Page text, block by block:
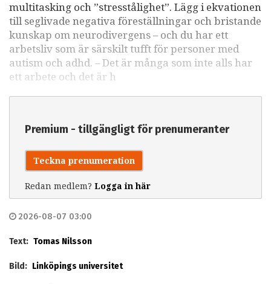
multitasking och ”stresstålighet”. Lägg i ekvationen
till seglivade negativa föreställningar och bristande
kunskap om neurodivergens – och du har ett
arbetsliv som är särskilt tufft för personer med
autism och adhd. – Det är många som inte alls har
ett arbete och det är h
Premium - tillgängligt för prenumeranter
Teckna prenumeration
Redan medlem? Logga in här
2026-08-07 03:00
Text: Tomas Nilsson
Bild: Linköpings universitet